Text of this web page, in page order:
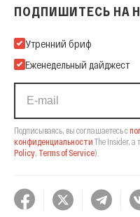
ПОДПИШИТЕСЬ НА
Подпишитесь на нашу
Утренний бриф
Еженедельный дайджест
Подписываясь, вы соглашаетесь с
конфиденциальности The Insider, а
Policy Terms of Service).